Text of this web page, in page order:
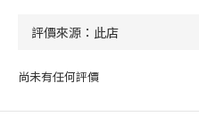
尚未有任何評價